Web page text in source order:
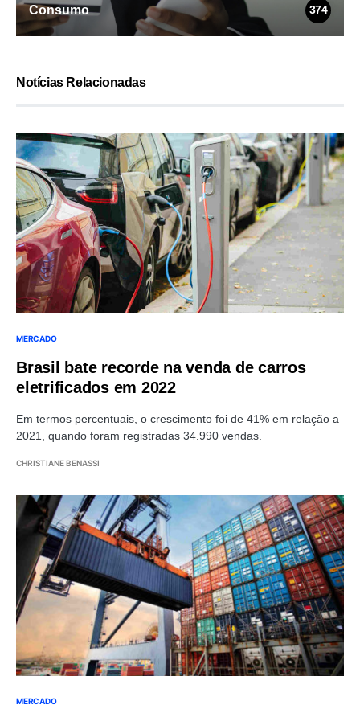
Consumo 374
Notícias Relacionadas
MERCADO
Brasil bate recorde na venda de carros
eletrificados em 2022
Em termos percentuais, o crescimento foi de 41% em relação a
2021, quando foram registradas 34.990 vendas.
CHRISTIANE BENASSI
MERCADO